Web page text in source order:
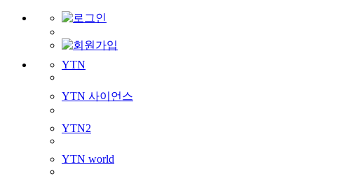
YTN
YTN 사이언스
YTN2
YTN world